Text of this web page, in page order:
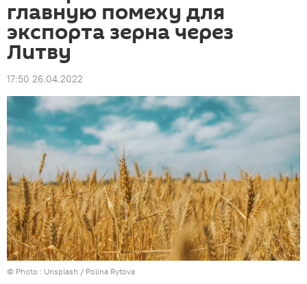
главную помеху для
экспорта зерна через
Литву
17:50 26.04.2022
© Photo : Unsplash / Polina Rytova